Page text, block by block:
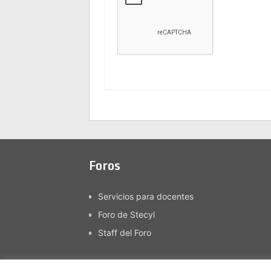
Foros
Servicios para docentes
Foro de Stecyl
Staff del Foro